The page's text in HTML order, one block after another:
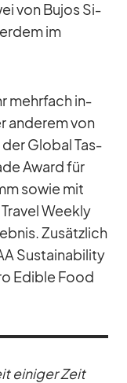
von Bu­jos Si­
im
mehr­fach in­
an­de­rem von
der Glo­bal Tas­
Award für
so­wie mit
Weekly
Zu­sätz­lich
Sus­taina­bi­lity
Edi­ble Food
ei­ni­ger Zeit